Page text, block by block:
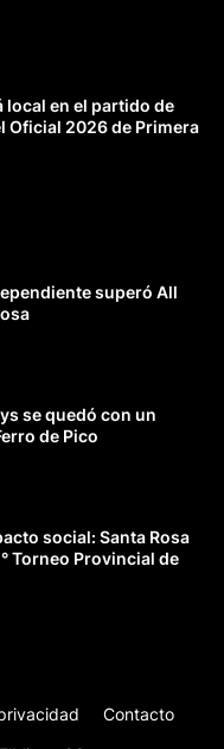
local en el partido de
Oficial 2026 de Primera
superó All
se quedó con un
de Pico
social: Santa Rosa
Torneo Provincial de
Contacto